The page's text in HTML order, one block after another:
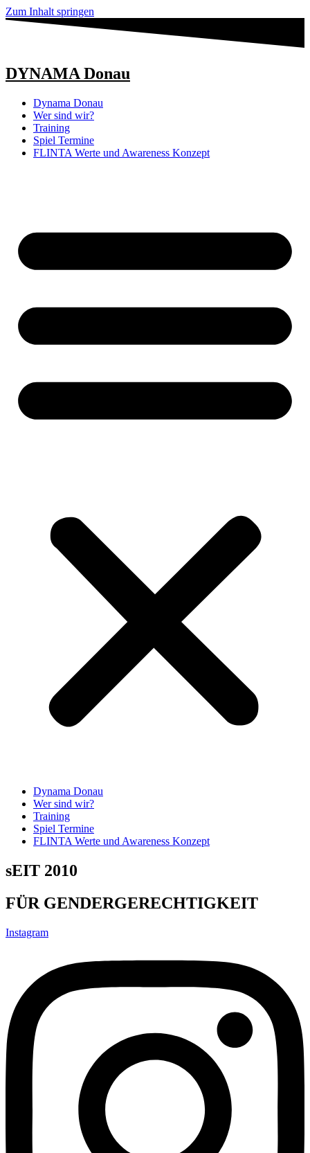
Zum Inhalt springen
DYNAMA Donau
Dynama Donau
Wer sind wir?
Training
Spiel Termine
FLINTA Werte und Awareness Konzept
Dynama Donau
Wer sind wir?
Training
Spiel Termine
FLINTA Werte und Awareness Konzept
sEIT 2010
FÜR GENDERGERECHTIGKEIT
Instagram